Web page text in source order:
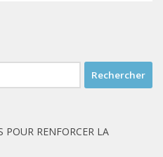
POUR RENFORCER LA